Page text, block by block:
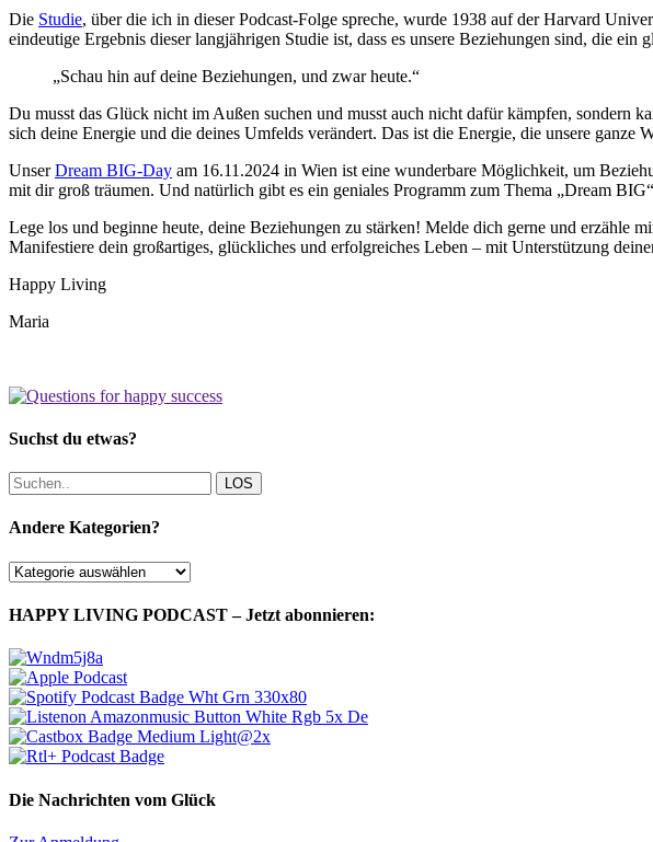
Die Studie, über die ich in dieser Podcast-Folge spreche, wurde 1938 auf der Harvard
eindeutige Ergebnis dieser langjährigen Studie ist, dass es unsere Beziehungen sind, die ein
„Schau hin auf deine Beziehungen, und zwar heute.“
Du musst das Glück nicht im Außen suchen und musst auch nicht dafür kämpfen, sondern
sich deine Energie und die deines Umfelds verändert. Das ist die Energie, die unsere ganze
UnserDream BIG-Day am 16.11.2024 in Wien ist eine wunderbare Möglichkeit, um
mit dir groß träumen. Und natürlich gibt es ein geniales Programm zum Thema „Dream
Lege los und beginne heute, deine Beziehungen zu stärken! Melde dich gerne und erzähle
Manifestiere dein großartiges, glückliches und erfolgreiches Leben – mit Unterstützung
Happy Living
Maria
Suchst du etwas?
LOS
Andere Kategorien?
Andere
HAPPY LIVING PODCAST – Jetzt abonnieren:
Die Nachrichten vom Glück